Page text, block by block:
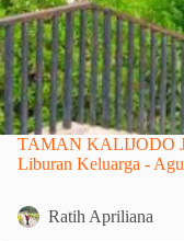
TAMAN KALIJODO
Liburan Keluarga -
Ratih Apriliana